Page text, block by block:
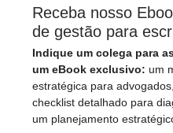
Receba nosso
de gestão para
Indique um colega para
um eBook exclusivo: um
estratégica para
checklist detalhado para
um planejamento